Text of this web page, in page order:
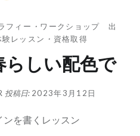
フィー ・ ワークショップ 出
験レッスン ・ 資格取得
しい配色で
投稿日: 2023年3月12日
ンを書くレッスン